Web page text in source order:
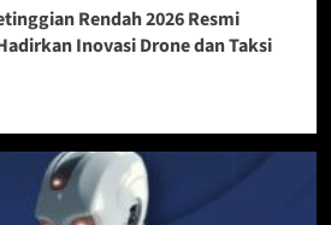
Rendah 2026 Resmi
Inovasi Drone dan Taksi